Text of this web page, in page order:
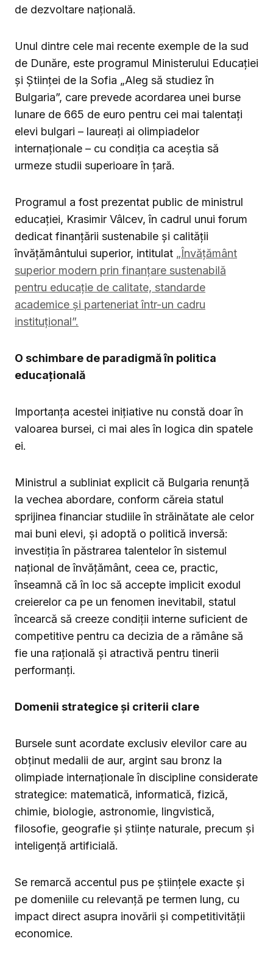
de dezvoltare națională.
Unul dintre cele mai recente exemple de la sud
de Dunăre, este programul Ministerului Educației
și Științei de la Sofia „Aleg să studiez în
Bulgaria”, care prevede acordarea unei burse
lunare de 665 de euro pentru cei mai talentați
elevi bulgari – laureați ai olimpiadelor
internaționale – cu condiția ca aceștia să
urmeze studii superioare în țară.
Programul a fost prezentat public de ministrul
educației, Krasimir Vâlcev, în cadrul unui forum
dedicat finanțării sustenabile și calității
învățământului superior, intitulat „Învățământ
superior modern prin finanțare sustenabilă
pentru educație de calitate, standarde
academice și parteneriat într-un cadru
instituțional”.
O schimbare de paradigmă în politica
educațională
Importanța acestei inițiative nu constă doar în
valoarea bursei, ci mai ales în logica din spatele
ei.
Ministrul a subliniat explicit că Bulgaria renunță
la vechea abordare, conform căreia statul
sprijinea financiar studiile în străinătate ale celor
mai buni elevi, și adoptă o politică inversă:
investiția în păstrarea talentelor în sistemul
național de învățământ, ceea ce, practic,
înseamnă că în loc să accepte implicit exodul
creierelor ca pe un fenomen inevitabil, statul
încearcă să creeze condiții interne suficient de
competitive pentru ca decizia de a rămâne să
fie una rațională și atractivă pentru tinerii
performanți.
Domenii strategice și criterii clare
Bursele sunt acordate exclusiv elevilor care au
obținut medalii de aur, argint sau bronz la
olimpiade internaționale în discipline considerate
strategice: matematică, informatică, fizică,
chimie, biologie, astronomie, lingvistică,
filosofie, geografie și științe naturale, precum și
inteligență artificială.
Se remarcă accentul pus pe științele exacte și
pe domeniile cu relevanță pe termen lung, cu
impact direct asupra inovării și competitivității
economice.